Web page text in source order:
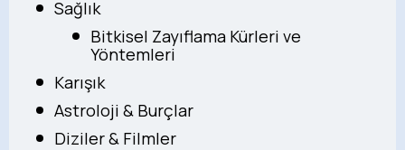
Sağlık
Bitkisel Zayıflama Kürleri ve
Yöntemleri
Karışık
Astroloji & Burçlar
Diziler & Filmler